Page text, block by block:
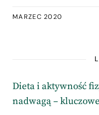
MARZEC 2020
Dieta i aktywność
nadwagą –